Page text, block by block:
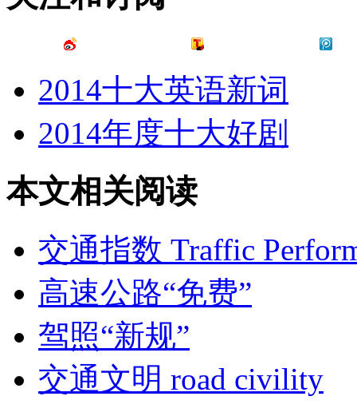
2014十大英语新词
2014年度十大好剧
本文相关阅读
交通指数 Traffic
高速公路“免费”
驾照“新规”
交通文明 road civility